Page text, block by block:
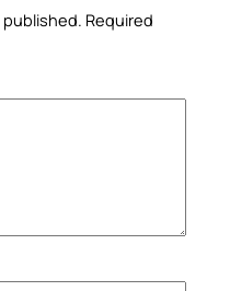
published. Required